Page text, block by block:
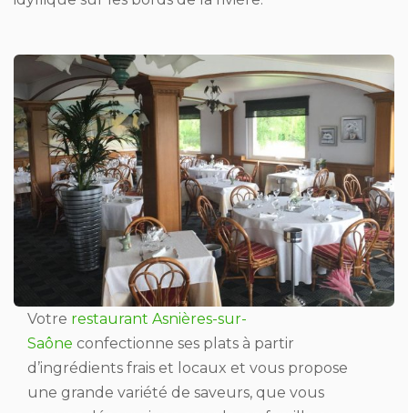
Votre restaurant Asnières-sur-
Saône confectionne ses plats à partir
d’ingrédients frais et locaux et vous propose
une grande variété de saveurs, que vous